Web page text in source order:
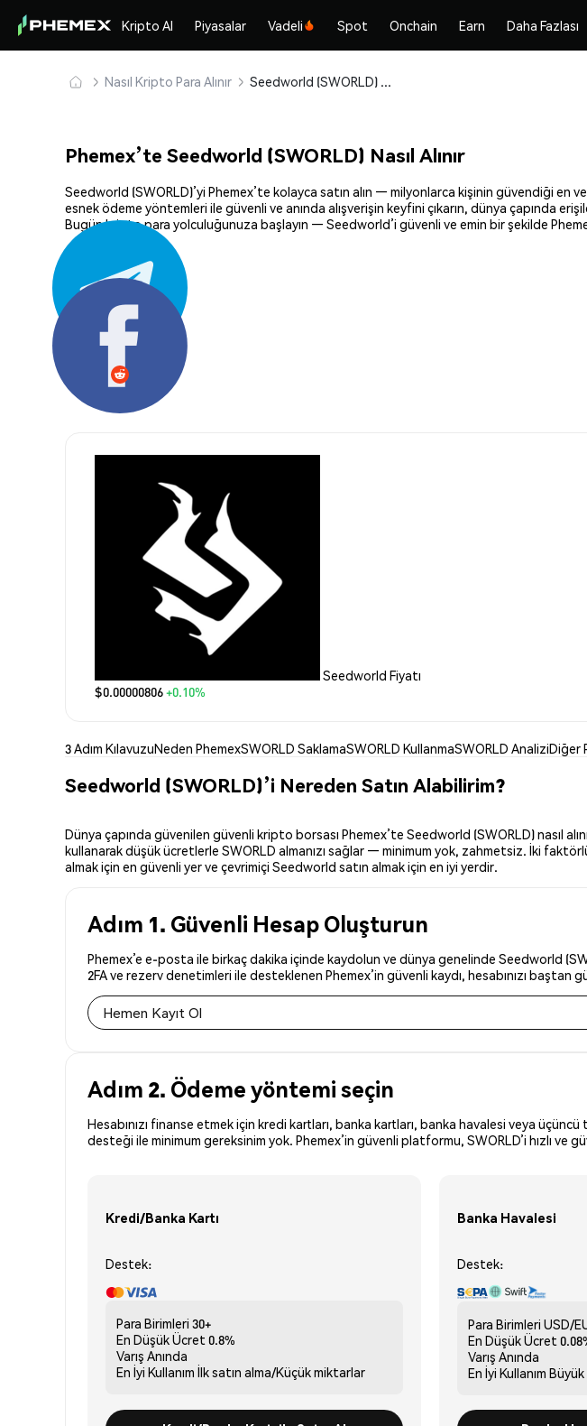
Kripto Al Piyasalar Vadeli Spot Onchain Earn Daha Fazlası
Nasıl Kripto Para Alınır Seedworld (SWORLD) Güvenle Satın Alın ve Saklayın
Phemex’te Seedworld (SWORLD) Nasıl Alınır
Seedworld (SWORLD)’yi Phemex’te kolayca satın alın — milyonlarca kişinin güvendiği en
esnek ödeme yöntemleri ile güvenli ve anında alışverişin keyfini çıkarın, dünya çapında
Bugün kripto para yolculuğunuza başlayın — Seedworld’i güvenli ve emin bir şekilde
Seedworld Fiyatı
$0.00000806+0.10%
3 Adım KılavuzuNeden PhemexSWORLD SaklamaSWORLD KullanmaSWORLD AnaliziDiğer
Seedworld (SWORLD)’i Nereden Satın Alabilirim?
Dünya çapında güvenilen güvenli kripto borsası Phemex’te Seedworld (SWORLD) nasıl
kullanarak düşük ücretlerle SWORLD almanızı sağlar — minimum yok, zahmetsiz. İki
almak için en güvenli yer ve çevrimiçi Seedworld satın almak için en iyi yerdir.
Adım 1. Güvenli Hesap Oluşturun
Phemex’e e-posta ile birkaç dakika içinde kaydolun ve dünya genelinde Seedworld
2FA ve rezerv denetimleri ile desteklenen Phemex’in güvenli kaydı, hesabınızı
Hemen Kayıt Ol
Adım 2. Ödeme yöntemi seçin
Hesabınızı finanse etmek için kredi kartları, banka kartları, banka havalesi veya
desteği ile minimum gereksinim yok. Phemex’in güvenli platformu, SWORLD’i hızlı ve
Kredi/Banka Kartı
Destek:
Para Birimleri 30+
En Düşük Ücret 0.8%
Varış Anında
En İyi Kullanım İlk satın alma/Küçük miktarlar
Banka Havalesi
Destek:
Para Birimleri USD/
En Düşük Ücret
Varış Anında
En İyi Kullanım